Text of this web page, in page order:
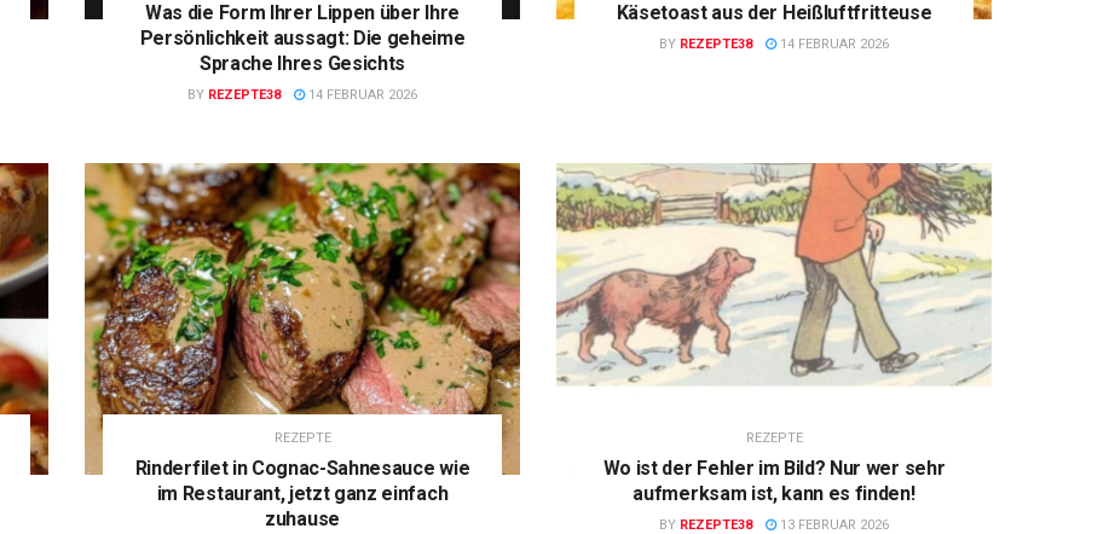
Was die Form Ihrer Lippen über Ihre
Persönlichkeit aussagt: Die geheime
Sprache Ihres Gesichts
BY REZEPTE38 14 FEBRUAR 2026
Käsetoast aus der Heißluftfritteuse
BY REZEPTE38 14 FEBRUAR 2026
REZEPTE
Rinderfilet in Cognac-Sahnesauce wie
im Restaurant, jetzt ganz einfach
zuhause
REZEPTE
Wo ist der Fehler im Bild? Nur wer sehr
aufmerksam ist, kann es finden!
BY REZEPTE38 13 FEBRUAR 2026